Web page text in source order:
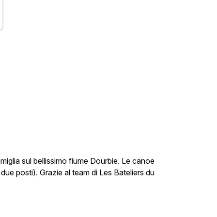
sul bellissimo fiume Dourbie. Le canoe
posti). Grazie al team di Les Bateliers du